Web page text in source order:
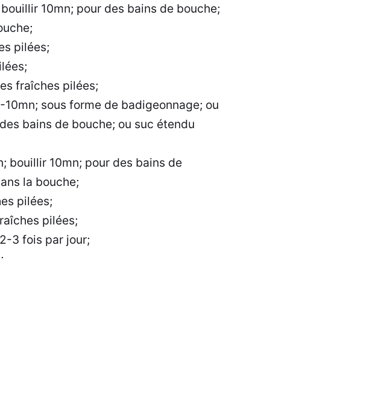
10mn; pour des bains de bouche;
pilées;
fraîches pilées;
sous forme de badigeonnage; ou
bains de bouche; ou suc étendu
bouillir 10mn; pour des bains de
la bouche;
pilées;
pilées;
3 fois par jour;